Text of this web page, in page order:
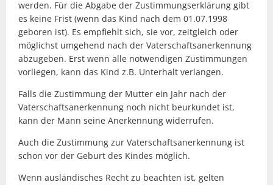
werden. Für die Abgabe der Zustimmungserklärung gibt
es keine Frist (wenn das Kind nach dem 01.07.1998
geboren ist). Es empfiehlt sich, sie vor, zeitgleich oder
möglichst umgehend nach der Vaterschaftsanerkennung
abzugeben. Erst wenn alle notwendigen Zustimmungen
vorliegen, kann das Kind z.B. Unterhalt verlangen.
Falls die Zustimmung der Mutter ein Jahr nach der
Vaterschaftsanerkennung noch nicht beurkundet ist,
kann der Mann seine Anerkennung widerrufen.
Auch die Zustimmung zur Vaterschaftsanerkennung ist
schon vor der Geburt des Kindes möglich.
Wenn ausländisches Recht zu beachten ist, gelten